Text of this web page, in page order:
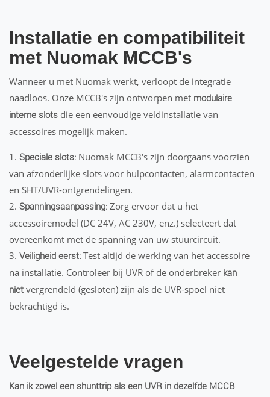
Installatie en compatibiliteit
met Nuomak MCCB's
Wanneer u met Nuomak werkt, verloopt de integratie
naadloos. Onze MCCB's zijn ontworpen met modulaire
interne slots die een eenvoudige veldinstallatie van
accessoires mogelijk maken.
1. Speciale slots: Nuomak MCCB's zijn doorgaans voorzien
van afzonderlijke slots voor hulpcontacten, alarmcontacten
en SHT/UVR-ontgrendelingen.
2. Spanningsaanpassing: Zorg ervoor dat u het
accessoiremodel (DC 24V, AC 230V, enz.) selecteert dat
overeenkomt met de spanning van uw stuurcircuit.
3. Veiligheid eerst: Test altijd de werking van het accessoire
na installatie. Controleer bij UVR of de onderbreker kan
niet vergrendeld (gesloten) zijn als de UVR-spoel niet
bekrachtigd is.
Veelgestelde vragen
Kan ik zowel een shunttrip als een UVR in dezelfde MCCB